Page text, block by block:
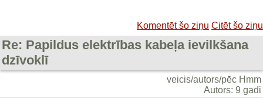
Komentēt šo ziņu Citēt šo ziņu
Re: Papildus elektrības kabeļa ievilkšana
dzīvoklī
veicis/autors/pēc Hmm
Autors: 9 gadi